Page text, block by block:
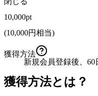
10,000pt
(10,000円相当)
獲得方法
新規会員登録後、
獲得方法とは？